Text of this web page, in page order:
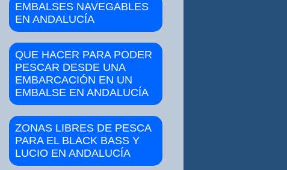
EMBALSES NAVEGABLES
EN ANDALUCÍA
QUE HACER PARA PODER
PESCAR DESDE UNA
EMBARCACIÓN EN UN
EMBALSE EN ANDALUCÍA
ZONAS LIBRES DE PESCA
PARA EL BLACK BASS Y
LUCIO EN ANDALUCÍA